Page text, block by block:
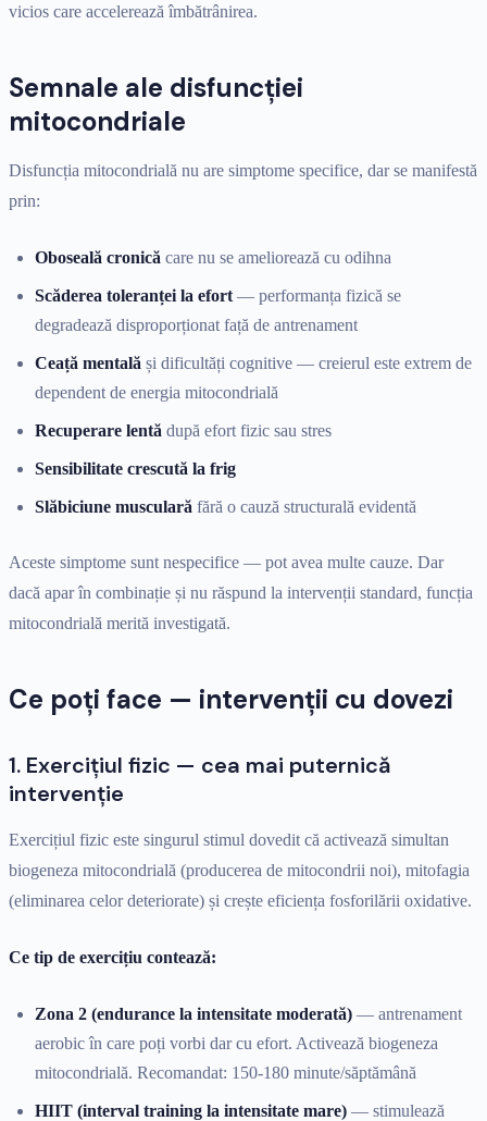
vicios care accelerează îmbătrânirea.
Semnale ale disfuncției
mitocondriale
Disfuncția mitocondrială nu are simptome specifice, dar se manifestă
prin:
Oboseală cronică care nu se ameliorează cu odihna
Scăderea toleranței la efort — performanța fizică se
degradează disproporționat față de antrenament
Ceață mentală și dificultăți cognitive — creierul este extrem de
dependent de energia mitocondrială
Recuperare lentă după efort fizic sau stres
Sensibilitate crescută la frig
Slăbiciune musculară fără o cauză structurală evidentă
Aceste simptome sunt nespecifice — pot avea multe cauze. Dar
dacă apar în combinație și nu răspund la intervenții standard, funcția
mitocondrială merită investigată.
Ce poți face — intervenții cu dovezi
1. Exercițiul fizic — cea mai puternică
intervenție
Exercițiul fizic este singurul stimul dovedit că activează simultan
biogeneza mitocondrială (producerea de mitocondrii noi), mitofagia
(eliminarea celor deteriorate) și crește eficiența fosforilării oxidative.
Ce tip de exercițiu contează:
Zona 2 (endurance la intensitate moderată) — antrenament
aerobic în care poți vorbi dar cu efort. Activează biogeneza
mitocondrială. Recomandat: 150-180 minute/săptămână
HIIT (interval training la intensitate mare) — stimulează